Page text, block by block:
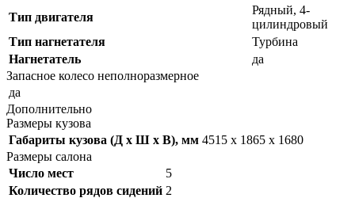
Тип двигателя
Рядный, 4-
цилиндровый
Тип нагнетателя
Турбина
Нагнетатель
да
Запасное колесо неполноразмерное
да
Дополнительно
Размеры кузова
Габариты кузова (Д x Ш x В), мм 4515 x 1865 x 1680
Размеры салона
Число мест
5
Количество рядов сидений 2